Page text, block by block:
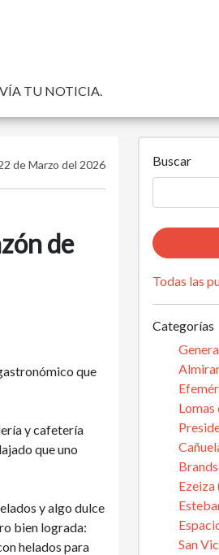
TU NOTICIA.
de Marzo del 2026
de
que
y cafetería
que uno
y algo dulce
bien lograda:
helados para
Buscar
Todas las
Categorías
Lomas
Ezeiza
San